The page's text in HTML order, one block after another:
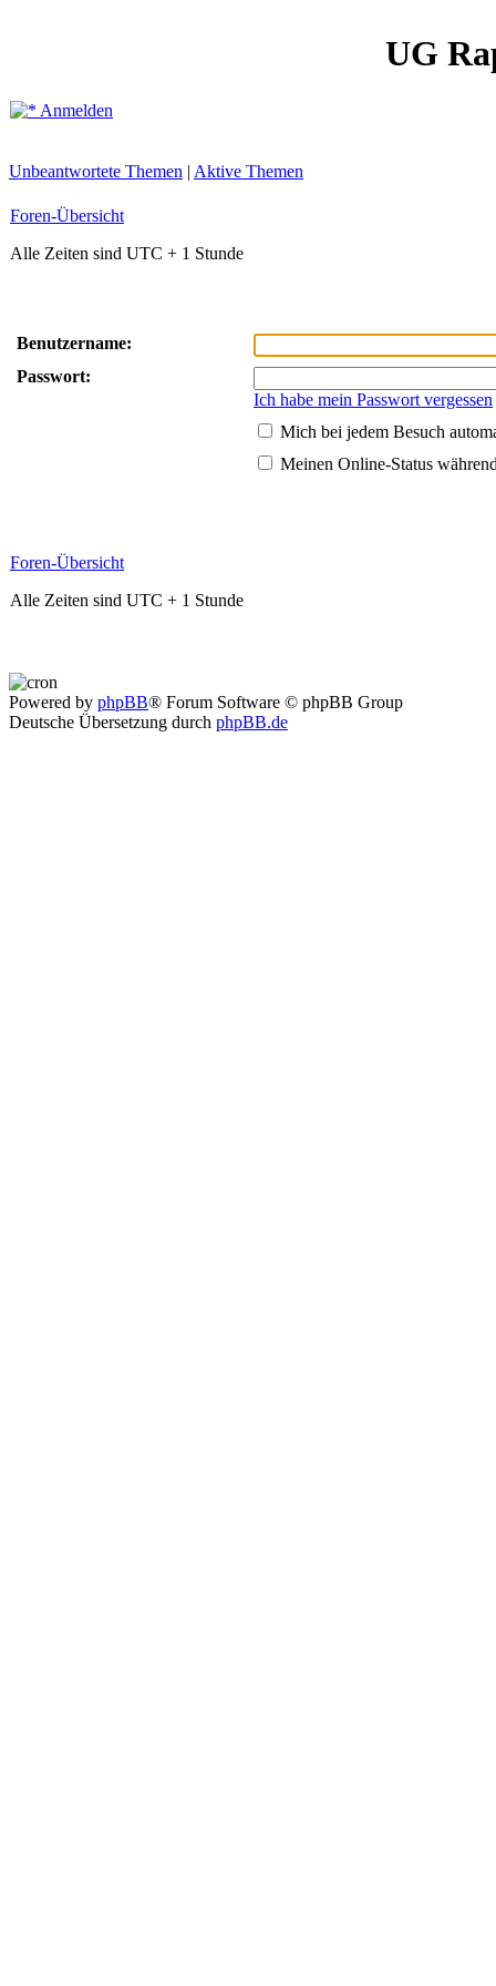
UG
Anmelden
Unbeantwortete Themen | Aktive Themen
Foren-Übersicht
Alle Zeiten sind UTC + 1 Stunde
Benutzername:
Passwort:
Ich habe mein Passwort vergessen
Mich bei jedem Besuch
Meinen Online-Status
Foren-Übersicht
Alle Zeiten sind UTC + 1 Stunde
Powered by phpBB® Forum Software © phpBB Group
Deutsche Übersetzung durch phpBB.de